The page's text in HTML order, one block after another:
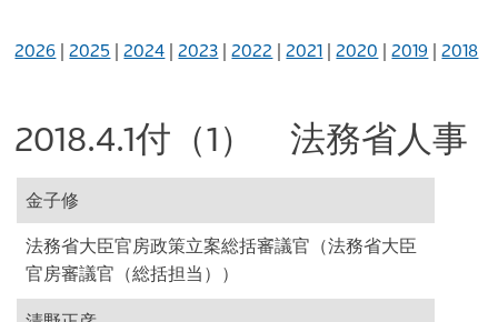
2026 |2025 |2024 |2023 |2022 |2021 |2020 |2019 |2018
2018.4.1付（1） 法務省人事
金子修
法務省大臣官房政策立案総括審議官（法務省大臣
官房審議官（総括担当））